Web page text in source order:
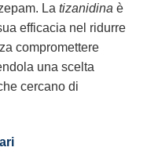
La tizanidina è
efficacia nel ridurre
compromettere
una scelta
cercano di